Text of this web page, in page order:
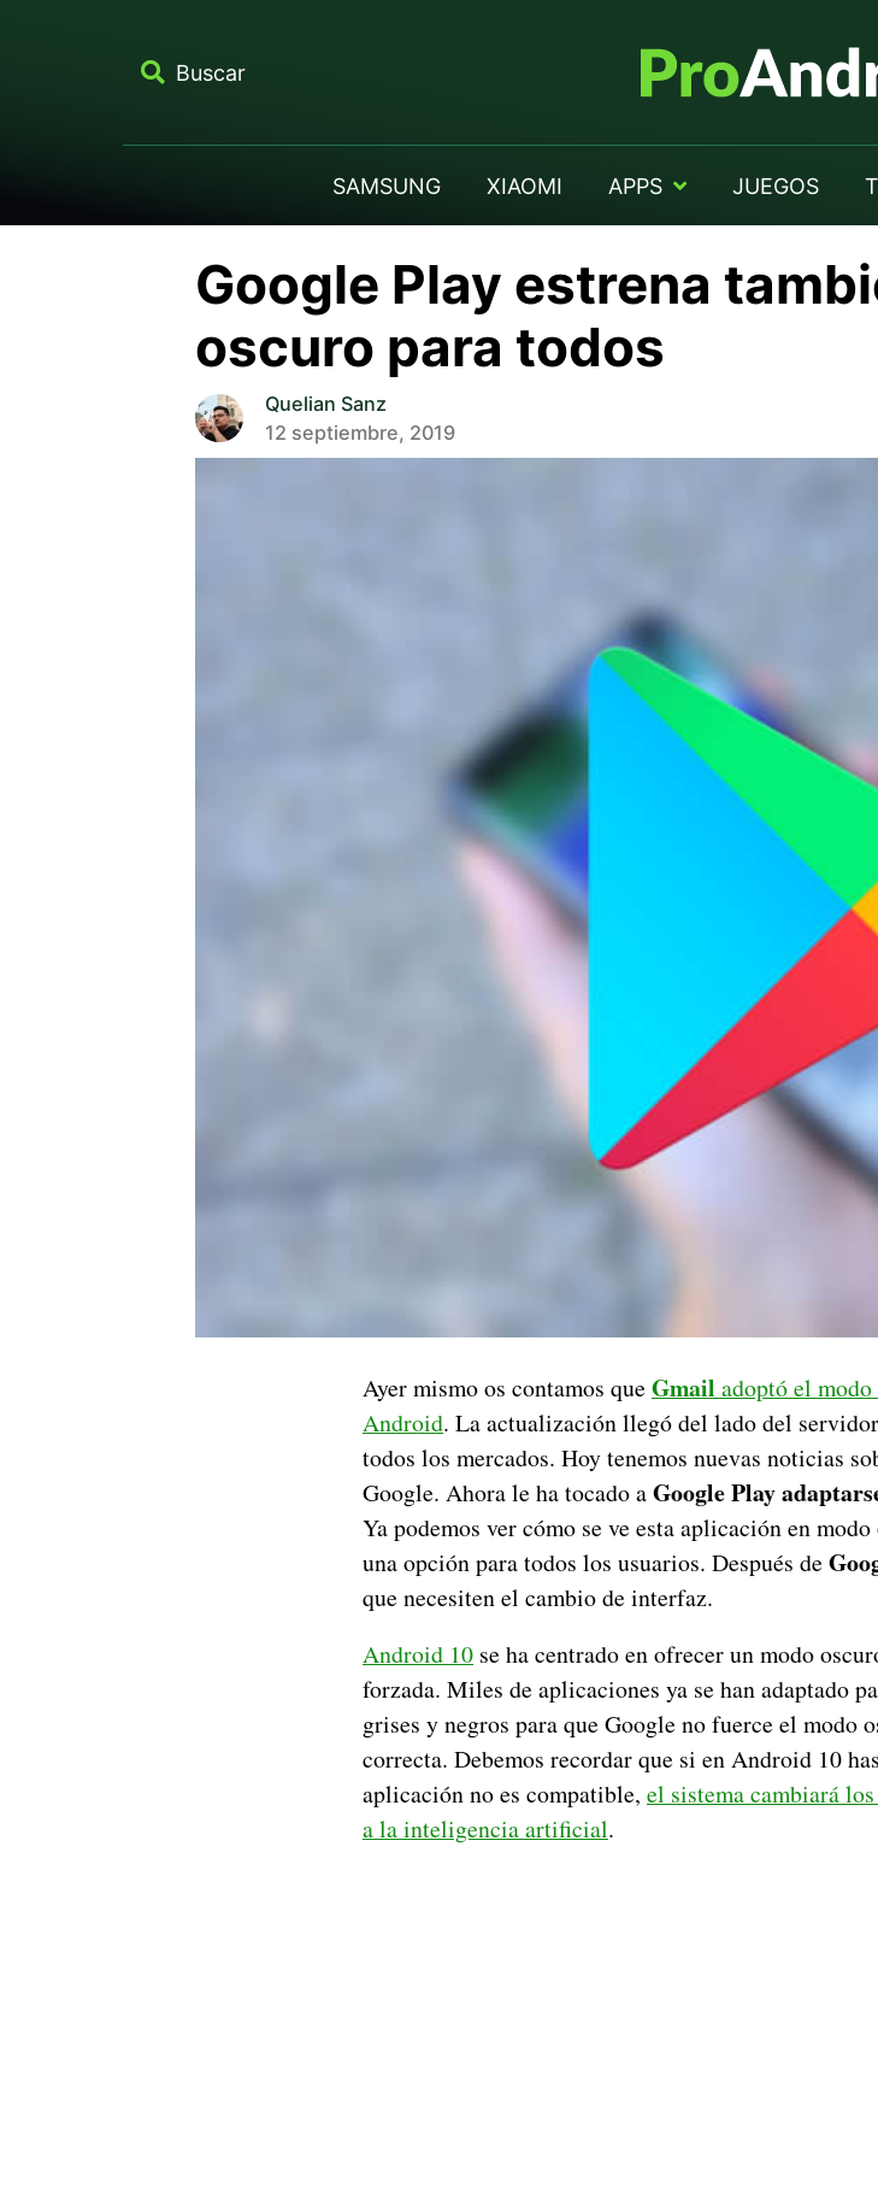
Buscar
SAMSUNG XIAOMI APPS JUEGOS
Google Play estrena
oscuro para todos
Quelian Sanz
12 septiembre, 2019
Ayer mismo os contamos que Gmail adoptó el
Android. La actualización llegó del lado del
todos los mercados. Hoy tenemos nuevas noticias
Google. Ahora le ha tocado aGoogle Play
Ya podemos ver cómo se ve esta aplicación en
una opción para todos los usuarios. Después de
que necesiten el cambio de interfaz.
Android 10 se ha centrado en ofrecer un modo
forzada. Miles de aplicaciones ya se han adaptado
grises y negros para que Google no fuerce el modo
correcta. Debemos recordar que si en Android 10
aplicación no es compatible, el sistema cambiará
a la inteligencia artificial.